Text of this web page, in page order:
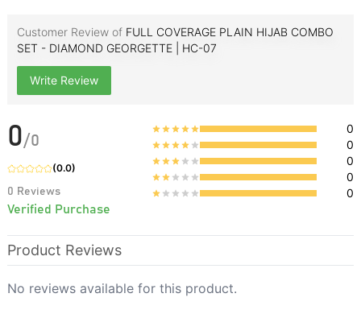
Customer Review of FULL COVERAGE PLAIN HIJAB COMBO
SET - DIAMOND GEORGETTE | HC-07
Write Review
0/0
(0.0)
0 Reviews
Verified Purchase
0
0
0
0
0
Product Reviews
No reviews available for this product.